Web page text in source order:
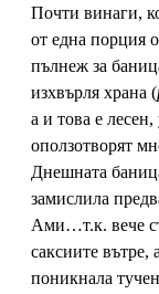
Почти винаги,
от една порция
пълнеж за
изхвърля храна (
а и това е
оползотворят
Днешната
замислила
Ами…т.к. вече
саксиите вътре,
поникнала